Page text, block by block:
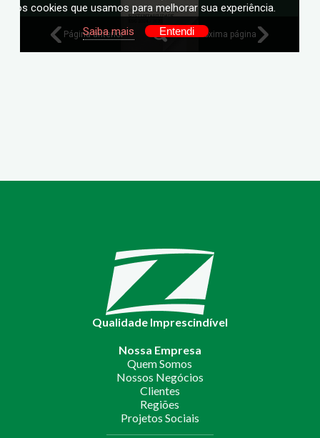
Qualidade Imprescindível
Nossa Empresa
Quem Somos
Nossos Negócios
Clientes
Regiões
Projetos Sociais